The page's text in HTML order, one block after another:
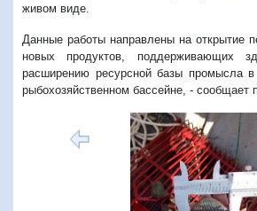
живом виде.
Данные работы направлены на открытие
новых продуктов, поддерживающих
расширению ресурсной базы промысла в
рыбохозяйственном бассейне, -